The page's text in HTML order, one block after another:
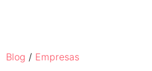
Blog / Empresas